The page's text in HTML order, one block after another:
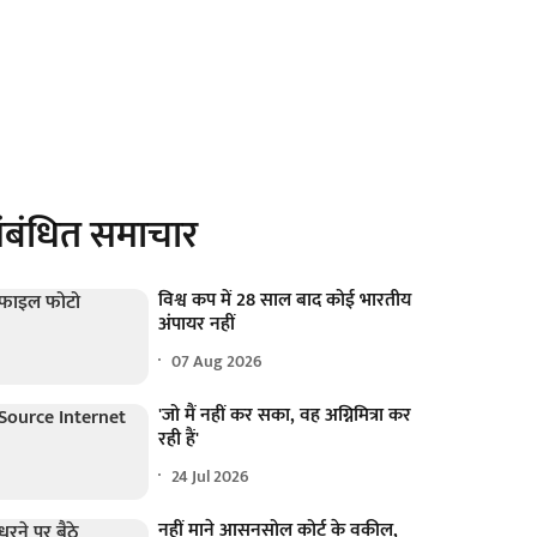
समाचार
विश्व कप में 28 साल बाद कोई भारतीय
अंपायर नहीं
07 Aug 2026
'जो मैं नहीं कर सका, वह अग्निमित्रा कर
रही हैं'
24 Jul 2026